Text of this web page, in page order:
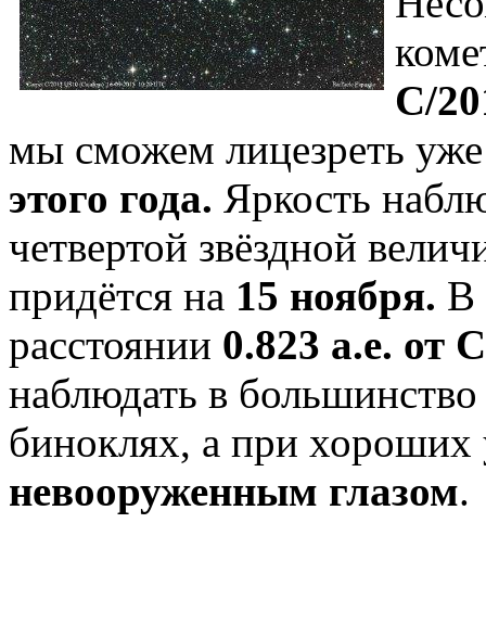
C/
мы сможем лицезреть уже
этого года. Яркость
четвертой звёздной
придётся на 15 ноября. В
расстоянии 0.823 а.е. от
наблюдать в
биноклях, а при хороших
невооруженным глазом.